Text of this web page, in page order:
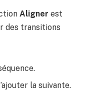
Aligner est
des transitions
la suivante.